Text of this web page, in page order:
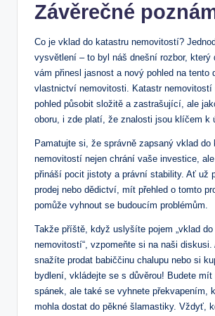
Závěrečné
Co je vklad‌ do katastru nemovitostí?
vysvětlení⁢ – to byl náš⁤ dnešní rozbor,⁣ který
vám přinesl jasnost ⁢a nový pohled na tento
vlastnictví nemovitosti. Katastr‌ nemovitostí
pohled působit⁤ složitě⁣ a⁢ zastrašující, ale
oboru,‌ i ⁣zde platí, že znalosti ⁢jsou klíčem k⁤
Pamatujte si, že správně zapsaný⁣ vklad do
nemovitostí ⁣nejen chrání vaše investice,
přináší pocit⁢ jistoty ⁢a právní stability.‌ Ať už
‌prodej nebo dědictví, mít přehled o ⁤tomto
⁢pomůže vyhnout⁢ se budoucím problémům.
Takže příště, když uslyšíte ⁣pojem „vklad
nemovitostí“, vzpomeňte si ⁤na naši
snažíte prodat babiččinu‌ chalupu nebo si
bydlení, vkládejte‌ se s důvěrou! ⁤Budete
spánek, ale také se vyhnete ⁣překvapením,
mohla⁤ dostat do pěkné šlamastiky. Vždyť,